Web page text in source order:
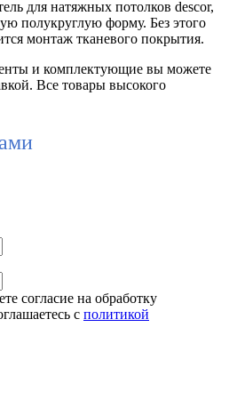
для натяжных потолков descor,
полукруглую форму. Без этого
монтаж тканевого покрытия.
и комплектующие вы можете
Все товары высокого
согласие на обработку
с политикой